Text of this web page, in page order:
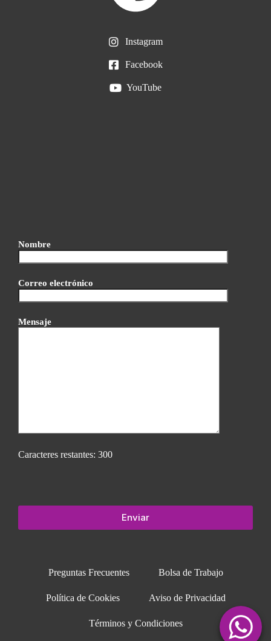
Instagram
Facebook
YouTube
Nombre
Correo electrónico
Mensaje
Caracteres restantes: 300
Preguntas Frecuentes Bolsa de Trabajo
Política de Cookies Aviso de Privacidad
Términos y Condiciones